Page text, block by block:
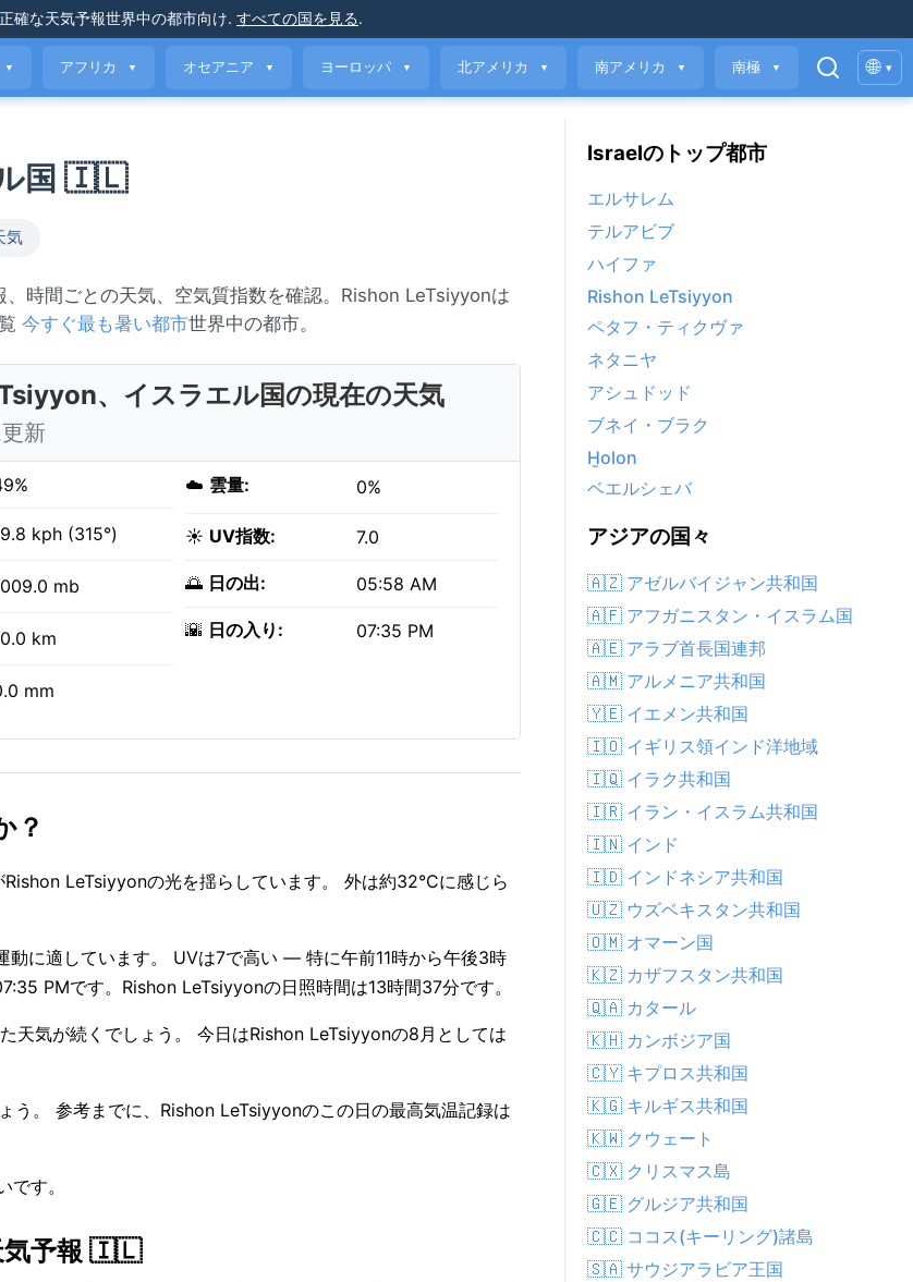
正確な天気予報世界中の都市向け. すべての国を見る.
▼ アフリカ ▼ オセアニア ▼ ヨーロッパ ▼ 北アメリカ ▼ 南アメリカ ▼ 南極 ▼ 🌐 ▾
ル国 🇮🇱
気
時間ごとの天気、空気質指数を確認。Rishon LeTsiyyonは
今すぐ最も暑い都市世界中の都市。
、イスラエル国の現在の天気
新
kph (315°)
mb
km
mm
☁️ 雲量: 0%
☀️ UV指数: 7.0
🌅 日の出: 05:58 AM
🌇 日の入り: 07:35 PM
？
LeTsiyyonの光を揺らしています。 外は約32°Cに感じら
に適しています。 UVは7で高い — 特に午前11時から午後3時
PMです。Rishon LeTsiyyonの日照時間は13時間37分です。
天気が続くでしょう。 今日はRishon LeTsiyyonの8月としては
う。 参考までに、Rishon LeTsiyyonのこの日の最高気温記録は
す。
気予報 🇮🇱
Israelのトップ都市
エルサレム
テルアビブ
ハイファ
Rishon LeTsiyyon
ペタフ・ティクヴァ
ネタニヤ
アシュドッド
ブネイ・ブラク
H̱olon
ベエルシェバ
アジアの国々
🇦🇿 アゼルバイジャン共和国
🇦🇫 アフガニスタン・イスラム国
🇦🇪 アラブ首長国連邦
🇦🇲 アルメニア共和国
🇾🇪 イエメン共和国
🇮🇴 イギリス領インド洋地域
🇮🇶 イラク共和国
🇮🇷 イラン・イスラム共和国
🇮🇳 インド
🇮🇩 インドネシア共和国
🇺🇿 ウズベキスタン共和国
🇴🇲 オマーン国
🇰🇿 カザフスタン共和国
🇶🇦 カタール
🇰🇭 カンボジア国
🇨🇾 キプロス共和国
🇰🇬 キルギス共和国
🇰🇼 クウェート
🇨🇽 クリスマス島
🇬🇪 グルジア共和国
🇨🇨 ココス(キーリング)諸島
🇸🇦 サウジアラビア王国